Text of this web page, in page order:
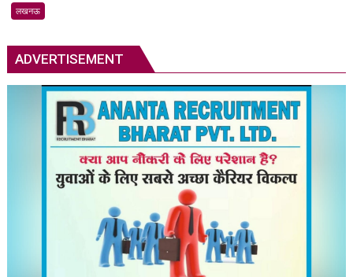
आखिर
क्यों
सड़क
पर
उतरे
युवा,
क्या
लखनऊ
ADVERTISEMENT